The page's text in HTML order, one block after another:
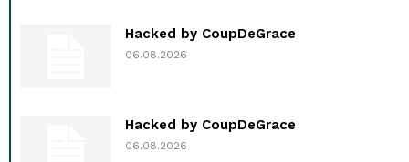
Hacked by CoupDeGrace
06.08.2026
Hacked by CoupDeGrace
06.08.2026